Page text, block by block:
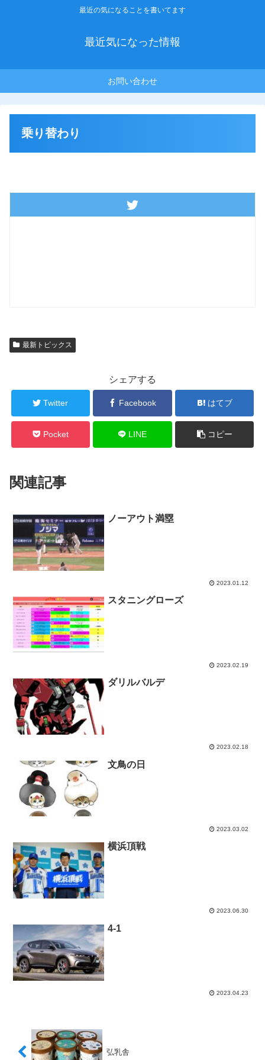
最近の気になることを書いてます
最近気になった情報
お問い合わせ
乗り替わり
最新トピックス
シェアする
Twitter Facebook はてブ
Pocket LINE コピー
関連記事
ノーアウト満塁
2023.01.12
スタニングローズ
2023.02.19
ダリルバルデ
2023.02.18
文鳥の日
2023.03.02
横浜頂戦
2023.06.30
4-1
2023.04.23
弘乳舎